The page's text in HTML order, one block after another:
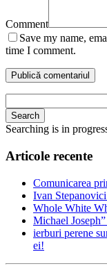
Comment
Save my name,
time I comment.
Search
Searching is in
Articole recente
Comunicarea
Ivan
Whole White
Michael
ierburi perene
ei!